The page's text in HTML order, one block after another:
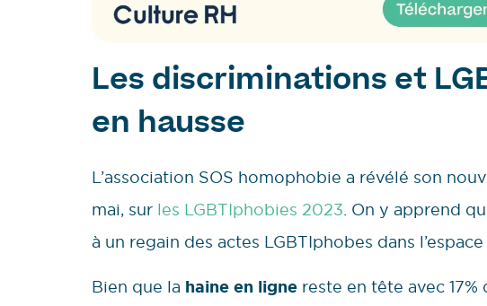
Les discriminations et
en hausse
L’association SOS homophobie a révélé son
mai, sur les LGBTIphobies 2023. On y apprend
à un regain des actes LGBTIphobes dans
Bien que la haine en ligne reste en tête avec